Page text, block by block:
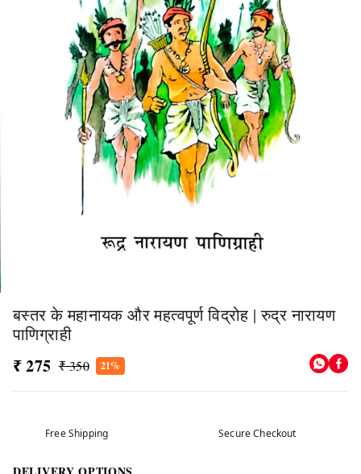
बस्तर के महानायक और महत्वपूर्ण विद्रोह | रुद्र नारायण
पाणिग्राही
₹ 275 ₹ 350 21%
Free Shipping Secure Checkout